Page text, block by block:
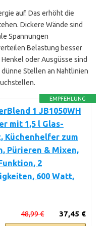
auf. Das erhöht die
Dickere Wände sind
Spannungen
Belastung besser
oder Ausgüsse sind
Stellen an Nahtlinien
EMPFEHLUNG
1 JB1050WH
mit 1,5 l Glas-
Küchenhelfer zum
Pürieren & Mixen,
2
600 Watt,
37,45 €
48,99 €